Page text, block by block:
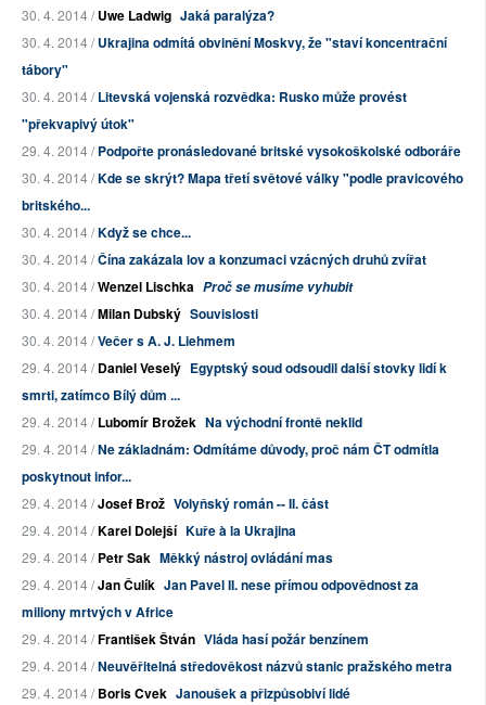
30. 4. 2014 /Uwe Ladwig Jaká paralýza?
30. 4. 2014 /Ukrajina odmítá obvinění Moskvy, že "staví koncentrační
tábory"
30. 4. 2014 /Litevská vojenská rozvědka: Rusko může provést
"překvapivý útok"
29. 4. 2014 /Podpořte pronásledované britské vysokoškolské odboráře
30. 4. 2014 /Kde se skrýt? Mapa třetí světové války "podle pravicového
britského...
30. 4. 2014 /Když se chce...
30. 4. 2014 /Čína zakázala lov a konzumaci vzácných druhů zvířat
30. 4. 2014 /Wenzel Lischka Proč se musíme vyhubit
30. 4. 2014 /Milan Dubský Souvislosti
30. 4. 2014 /Večer s A. J. Liehmem
29. 4. 2014 /Daniel Veselý Egyptský soud odsoudil další stovky lidí k
smrti, zatímco Bílý dům ...
29. 4. 2014 /Lubomír Brožek Na východní frontě neklid
29. 4. 2014 /Ne základnám: Odmítáme důvody, proč nám ČT odmítla
poskytnout infor...
29. 4. 2014 /Josef Brož Volyňský román -- II. část
29. 4. 2014 /Karel Dolejší Kuře à la Ukrajina
29. 4. 2014 /Petr Sak Měkký nástroj ovládání mas
29. 4. 2014 /Jan Čulík Jan Pavel II. nese přímou odpovědnost za
miliony mrtvých v Africe
29. 4. 2014 /František Štván Vláda hasí požár benzínem
29. 4. 2014 /Neuvěřitelná středověkost názvů stanic pražského metra
29. 4. 2014 /Boris Cvek Janoušek a přizpůsobiví lidé